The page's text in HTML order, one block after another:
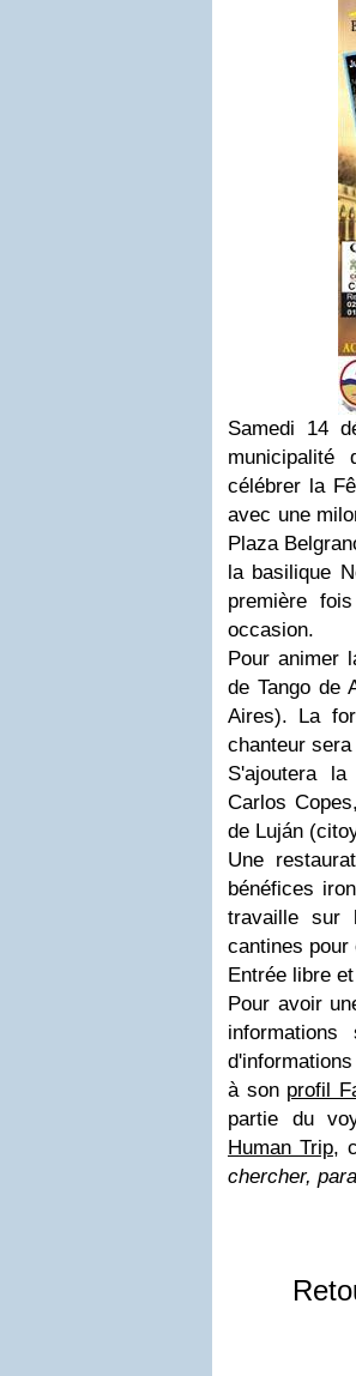
Samedi 14
célébrer la
avec une
Plaza
la basilique
première
occasion.
Pour animer
de Tango de
Aires). La
chanteur sera
S'ajoutera
Carlos Copes
de Luján
Une
bénéfices
travaille sur
cantines pour
Entrée libre
Pour avoir
à son profil
partie du
Human Trip,
chercher,